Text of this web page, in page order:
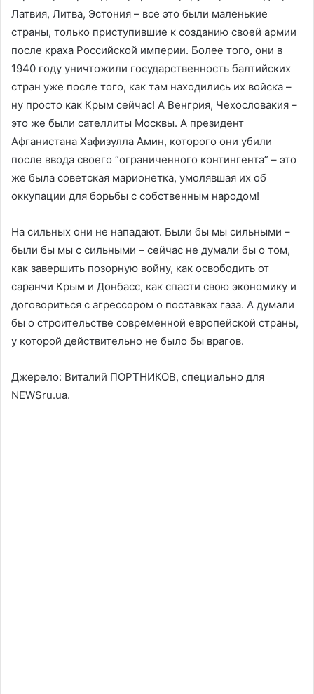
Латвия, Литва, Эстония – все это были маленькие
страны, только приступившие к созданию своей армии
после краха Российской империи. Более того, они в
1940 году уничтожили государственность балтийских
стран уже после того, как там находились их войска –
ну просто как Крым сейчас! А Венгрия, Чехословакия –
это же были сателлиты Москвы. А президент
Афганистана Хафизулла Амин, которого они убили
после ввода своего “ограниченного контингента” – это
же была советская марионетка, умолявшая их об
оккупации для борьбы с собственным народом!
На сильных они не нападают. Были бы мы сильными –
были бы мы с сильными – сейчас не думали бы о том,
как завершить позорную войну, как освободить от
саранчи Крым и Донбасс, как спасти свою экономику и
договориться с агрессором о поставках газа. А думали
бы о строительстве современной европейской страны,
у которой действительно не было бы врагов.
Джерело: Виталий ПОРТНИКОВ, специально для
NEWSru.ua.